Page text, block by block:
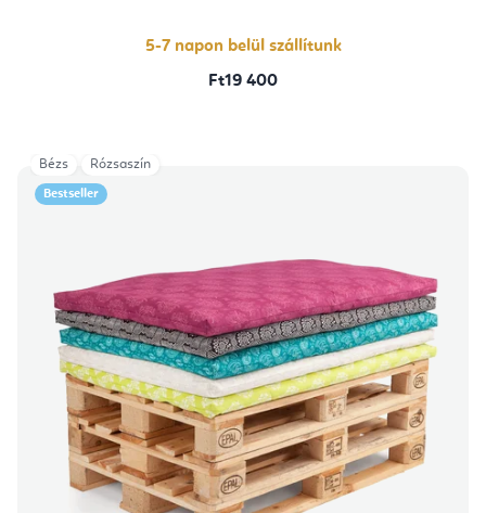
csillag.
5-7 napon belül szállítunk
Ft19 400
Bestseller
Bézs Rózsaszín